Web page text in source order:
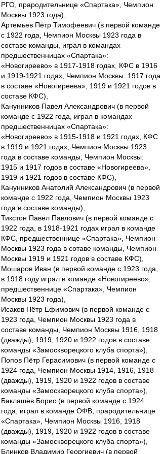
РГО, прародительнице «Спартака», Чемпион
Москвы 1923 года),
Артемьев Пётр Тимофеевич (в первой команде
с 1922 года, Чемпион Москвы 1923 года в
составе команды, играл в командах
предшественницах «Спартака»:
«Новогиреево» в 1917-1918 годах, КФС в 1916
и 1919-1921 годах, Чемпион Москвы: 1917 года
в составе «Новогиреева», 1919 и 1921 годов в
составе КФС),
Канунников Павел Александрович (в первой
команде с 1922 года, играл в командах
предшественницах «Спартака»:
«Новогиреево» в 1915-1918 и 1921 годах, КФС
в 1919 и 1921 годах, Чемпион Москвы 1923
года в составе команды, Чемпион Москвы:
1915 и 1917 годов в составе «Новогиреева»,
1919 и 1921 годов в составе КФС),
Канунников Анатолий Александрович (в первой
команде с 1922 года, Чемпион Москвы 1923
года в составе команды),
Тикстон Павел Павлович (в первой команде с
1922 года, в 1918-1921 годах играл в команде
КФС, предшественнице «Спартака», Чемпион
Москвы 1923 года в сотаве команды, Чемпион
Москвы 1919 и 1921 годов в составе КФС),
Мошаров Иван (в первой команде с 1923 года,
в 1918 году играл в команде «Новогиреево»,
предшественнице «Спартака», Чемпион
Москвы 1923 года),
Исаков Пётр Ефимович (в первой команде с
1923 года, Чемпион Москвы 1923 года в
составе команды, Чемпион Москвы 1916, 1918
(дважды), 1919, 1920 и 1922 годов в составе
команды «Замоскворецкого клуба спорта»),
Попов Пётр Герасимович (в первой команде с
1924 года, Чемпион Москвы 1914, 1916, 1918
(дважды), 1919, 1920 и 1922 годов в составе
команды «Замоскворецкого клуба спорта»),
Баклашёв Борис (в первой команде с 1924
года, играл в команде ОФВ, прародительнице
«Спартака», Чемпион Москвы 1916, 1918
(дважды), 1919, 1920 и 1922 годов в составе
команды «Замоскворецкого клуба спорта»),
Блинков Владимир Георгиевич (в первой